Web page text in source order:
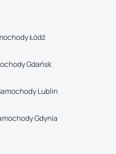
Łódź
Gdańsk
Lublin
Gdynia